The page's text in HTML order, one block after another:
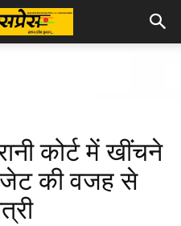
कोर्ट में खींचने
जेट की वजह से